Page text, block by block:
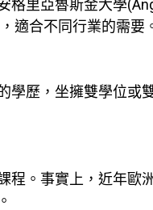
里亞魯斯金大學
適合不同行業的需
歷，坐擁雙學位或
程。事實上，近年歐